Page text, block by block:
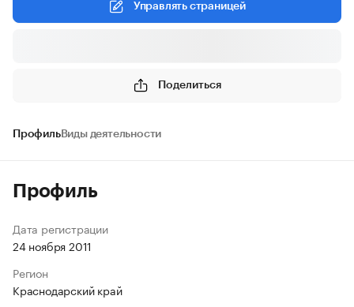
Управлять страницей
Поделиться
ПрофильВиды деятельности
Профиль
Дата регистрации
24 ноября 2011
Регион
Краснодарский край